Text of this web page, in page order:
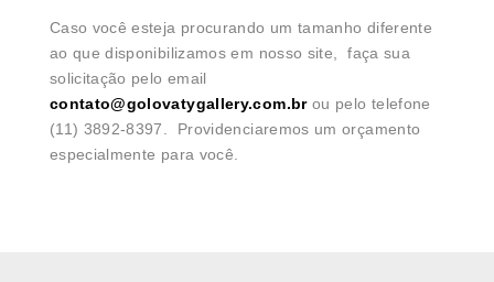
Caso você esteja procurando um tamanho diferente
ao que disponibilizamos em nosso site, faça sua
solicitação pelo email
contato@golovatygallery.com.brou pelo telefone
(11) 3892-8397. Providenciaremos um orçamento
especialmente para você.